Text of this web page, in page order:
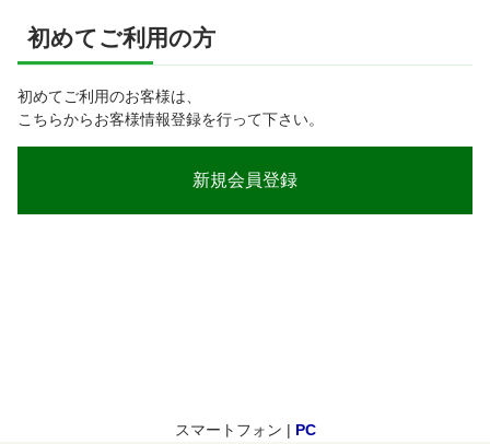
初めてご利用の方
初めてご利用のお客様は、
こちらからお客様情報登録を行って下さい。
スマートフォン | PC